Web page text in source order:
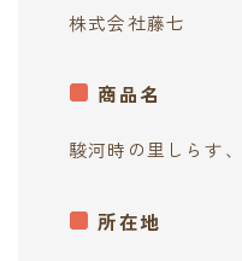
株式会社藤七
商品名
駿河時の里しらす
所在地